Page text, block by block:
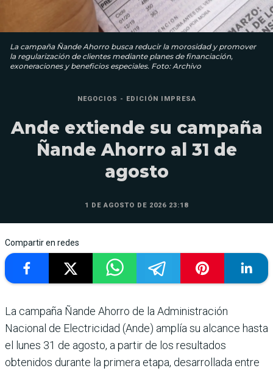
La campaña Ñande Ahorro busca reducir la morosidad y promover
la regularización de clientes mediante planes de financiación,
exoneraciones y beneficios especiales. Foto: Archivo
NEGOCIOS - EDICIÓN IMPRESA
Ande extiende su campaña
Ñande Ahorro al 31 de
agosto
1 DE AGOSTO DE 2026 23:18
Compartir en redes
La campaña Ñande Ahorro de la Administración
Nacional de Electricidad (Ande) amplía su alcance hasta
el lunes 31 de agosto, a partir de los resultados
obtenidos durante la primera etapa, desarrollada entre